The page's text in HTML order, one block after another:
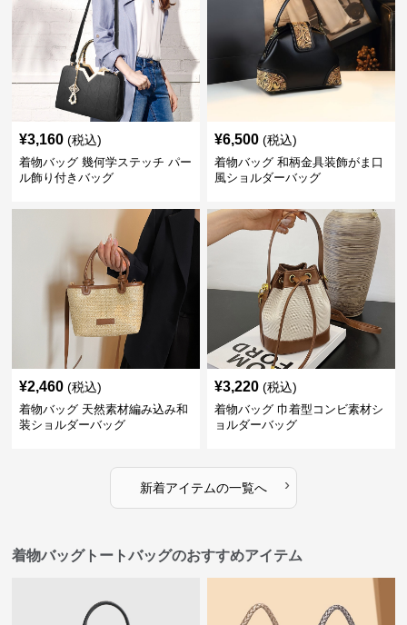
¥3,160 (税込)
着物バッグ 幾何学ステッチ パー
ル飾り付きバッグ
¥6,500 (税込)
着物バッグ 和柄金具装飾がま口
風ショルダーバッグ
¥2,460 (税込)
着物バッグ 天然素材編み込み和
装ショルダーバッグ
¥3,220 (税込)
着物バッグ 巾着型コンビ素材シ
ョルダーバッグ
新着アイテムの一覧へ ›
着物バッグトートバッグのおすすめアイテム